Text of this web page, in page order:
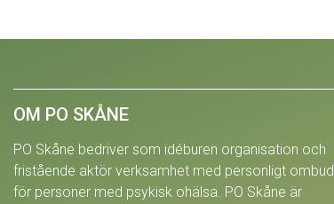
OM PO SKÅNE
PO Skåne bedriver som idéburen organisation och
fristående aktör verksamhet med personligt ombud
för personer med psykisk ohälsa. PO Skåne är